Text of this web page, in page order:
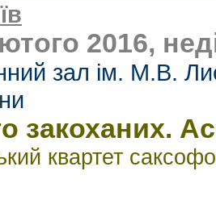
2016,
зал ім. М.В.
закоханих.
квартет